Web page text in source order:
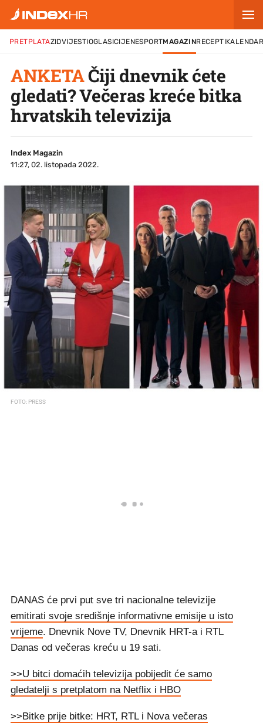
PRETPLATAZIDVIJESTIOGLASICIJENESPORTMAGAZINRECEPTI
ANKETAČiji dnevnik ćete
gledati? Večeras kreće bitka
hrvatskih televizija
Index Magazin
11:27, 02. listopada 2022.
FOTO: PRESS
DANAS će prvi put sve tri nacionalne televizije
emitirati svoje središnje informativne emisije u isto
vrijeme. Dnevnik Nove TV, Dnevnik HRT-a i RTL
Danas od večeras kreću u 19 sati.
>>U bitci domaćih televizija pobijedit će samo
gledatelji s pretplatom na Netflix i HBO
>>Bitke prije bitke: HRT, RTL i Nova večeras